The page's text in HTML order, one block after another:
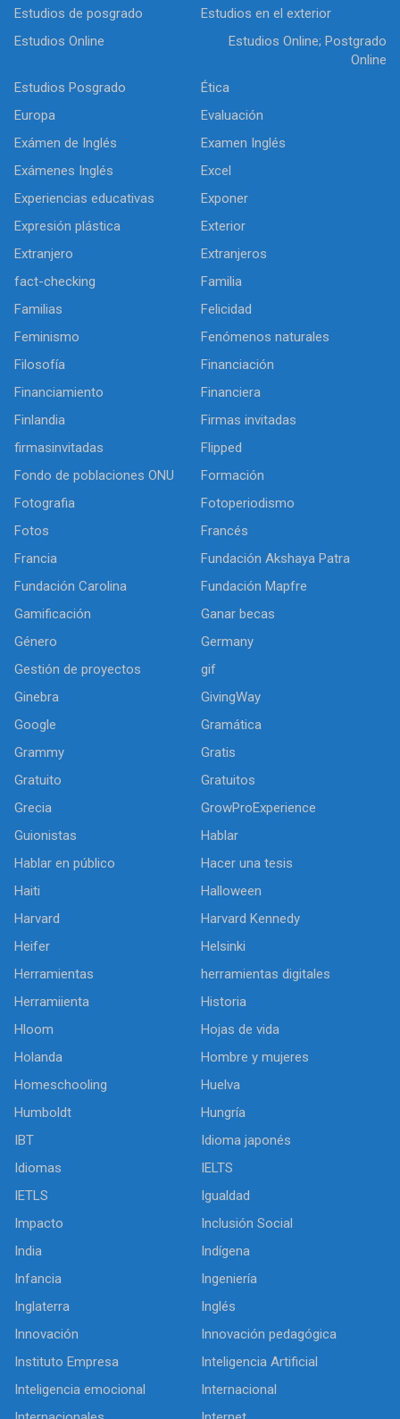
Estudios de posgrado
Estudios en el exterior
Estudios Online
Estudios Online; Postgrado
Online
Estudios Posgrado
Ética
Europa
Evaluación
Exámen de Inglés
Examen Inglés
Exámenes Inglés
Excel
Experiencias educativas
Exponer
Expresión plástica
Exterior
Extranjero
Extranjeros
fact-checking
Familia
Familias
Felicidad
Feminismo
Fenómenos naturales
Filosofía
Financiación
Financiamiento
Financiera
Finlandia
Firmas invitadas
firmasinvitadas
Flipped
Fondo de poblaciones ONU
Formación
Fotografia
Fotoperiodismo
Fotos
Francés
Francia
Fundación Akshaya Patra
Fundación Carolina
Fundación Mapfre
Gamificación
Ganar becas
Género
Germany
Gestión de proyectos
gif
Ginebra
GivingWay
Google
Gramática
Grammy
Gratis
Gratuito
Gratuitos
Grecia
GrowProExperience
Guionistas
Hablar
Hablar en público
Hacer una tesis
Haiti
Halloween
Harvard
Harvard Kennedy
Heifer
Helsinki
Herramientas
herramientas digitales
Herramiienta
Historia
Hloom
Hojas de vida
Holanda
Hombre y mujeres
Homeschooling
Huelva
Humboldt
Hungría
IBT
Idioma japonés
Idiomas
IELTS
IETLS
Igualdad
Impacto
Inclusión Social
India
Indígena
Infancia
Ingeniería
Inglaterra
Inglés
Innovación
Innovación pedagógica
Instituto Empresa
Inteligencia Artificial
Inteligencia emocional
Internacional